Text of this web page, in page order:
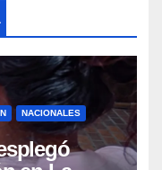
NACIONALES